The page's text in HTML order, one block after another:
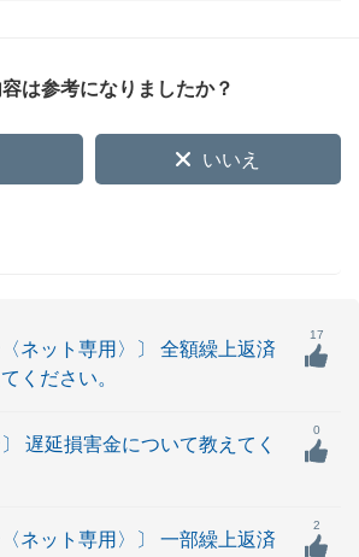
は参考になりましたか？
いいえ
〈ネット専用〉〕 全額繰上返済
ください。
17
〕 遅延損害金について教えてく
0
〈ネット専用〉〕 一部繰上返済
2